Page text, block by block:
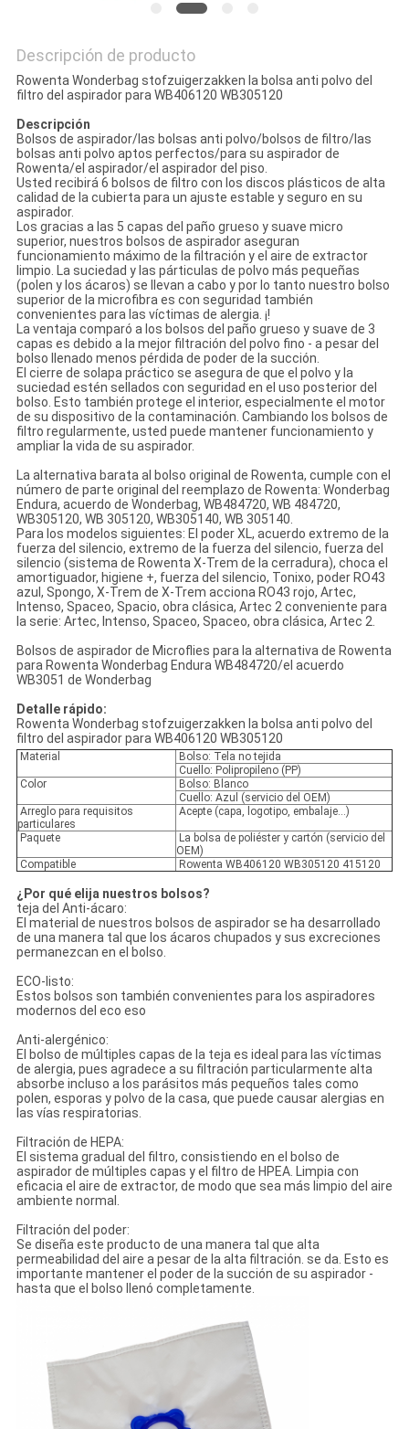
Descripción de producto
Rowenta Wonderbag stofzuigerzakken la bolsa anti polvo del
filtro del aspirador para WB406120 WB305120
Descripción
Bolsos de aspirador/las bolsas anti polvo/bolsos de filtro/las
bolsas anti polvo aptos perfectos/para su aspirador de
Rowenta/el aspirador/el aspirador del piso.
Usted recibirá 6 bolsos de filtro con los discos plásticos de alta
calidad de la cubierta para un ajuste estable y seguro en su
aspirador.
Los gracias a las 5 capas del paño grueso y suave micro
superior, nuestros bolsos de aspirador aseguran
funcionamiento máximo de la filtración y el aire de extractor
limpio. La suciedad y las párticulas de polvo más pequeñas
(polen y los ácaros) se llevan a cabo y por lo tanto nuestro bolso
superior de la microfibra es con seguridad también
convenientes para las víctimas de alergia. ¡!
La ventaja comparó a los bolsos del paño grueso y suave de 3
capas es debido a la mejor filtración del polvo fino - a pesar del
bolso llenado menos pérdida de poder de la succión.
El cierre de solapa práctico se asegura de que el polvo y la
suciedad estén sellados con seguridad en el uso posterior del
bolso. Esto también protege el interior, especialmente el motor
de su dispositivo de la contaminación. Cambiando los bolsos de
filtro regularmente, usted puede mantener funcionamiento y
ampliar la vida de su aspirador.
La alternativa barata al bolso original de Rowenta, cumple con el
número de parte original del reemplazo de Rowenta: Wonderbag
Endura, acuerdo de Wonderbag, WB484720, WB 484720,
WB305120, WB 305120, WB305140, WB 305140.
Para los modelos siguientes: El poder XL, acuerdo extremo de la
fuerza del silencio, extremo de la fuerza del silencio, fuerza del
silencio (sistema de Rowenta X-Trem de la cerradura), choca el
amortiguador, higiene +, fuerza del silencio, Tonixo, poder RO43
azul, Spongo, X-Trem de X-Trem acciona RO43 rojo, Artec,
Intenso, Spaceo, Spacio, obra clásica, Artec 2 conveniente para
la serie: Artec, Intenso, Spaceo, Spaceo, obra clásica, Artec 2.
Bolsos de aspirador de Microflies para la alternativa de Rowenta
para Rowenta Wonderbag Endura WB484720/el acuerdo
WB3051 de Wonderbag
Detalle rápido:
Rowenta Wonderbag stofzuigerzakken la bolsa anti polvo del
filtro del aspirador para WB406120 WB305120
Material
Bolso: Tela no tejida
Cuello: Polipropileno (PP)
Color
Bolso: Blanco
Cuello: Azul (servicio del OEM)
Arreglo para requisitos
particulares
Acepte (capa, logotipo, embalaje…)
Paquete
La bolsa de poliéster y cartón (servicio del
OEM)
Compatible
Rowenta WB406120 WB305120 415120
¿Por qué elija nuestros bolsos?
teja del Anti-ácaro:
El material de nuestros bolsos de aspirador se ha desarrollado
de una manera tal que los ácaros chupados y sus excreciones
permanezcan en el bolso.
ECO-listo:
Estos bolsos son también convenientes para los aspiradores
modernos del eco eso
Anti-alergénico:
El bolso de múltiples capas de la teja es ideal para las víctimas
de alergia, pues agradece a su filtración particularmente alta
absorbe incluso a los parásitos más pequeños tales como
polen, esporas y polvo de la casa, que puede causar alergias en
las vías respiratorias.
Filtración de HEPA:
El sistema gradual del filtro, consistiendo en el bolso de
aspirador de múltiples capas y el filtro de HPEA. Limpia con
eficacia el aire de extractor, de modo que sea más limpio del aire
ambiente normal.
Filtración del poder:
Se diseña este producto de una manera tal que alta
permeabilidad del aire a pesar de la alta filtración. se da. Esto es
importante mantener el poder de la succión de su aspirador -
hasta que el bolso llenó completamente.